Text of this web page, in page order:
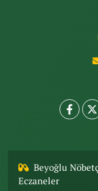
Beyoğlu
Eczaneler